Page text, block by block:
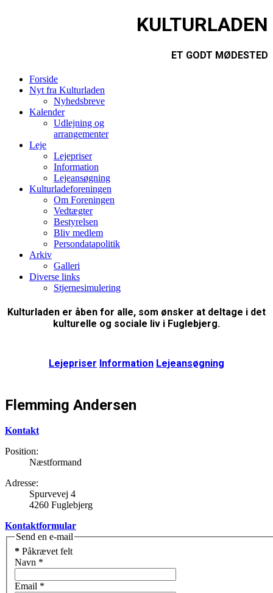
KULTURLADEN
ET GODT MØDESTED
Forside
Nyt fra Kulturladen
Nyhedsbreve
Kalender
Udlejning og
arrangementer
Leje
Lejepriser
Information
Lejeansøgning
Kulturladeforeningen
Om Foreningen
Vedtægter
Bestyrelsen
Bliv medlem
Persondatapolitik
Arkiv
Galleri
Diverse links
Stjernesimulering
Kulturladen er åben for alle, som ønsker at deltage i det
kulturelle og sociale liv i Fuglebjerg.
Lejepriser Information Lejeansøgning
Flemming Andersen
Kontakt
Position:
Næstformand
Adresse:
Spurvevej 4
4260 Fuglebjerg
Kontaktformular
Send en e-mail
* Påkrævet felt
Navn *
Email *